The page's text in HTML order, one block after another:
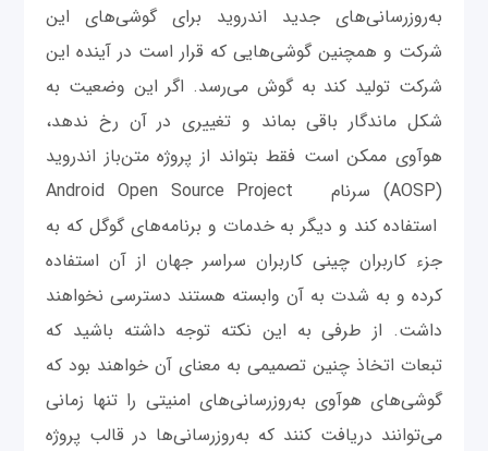
به‌روزرسانی‌های جدید اندروید برای گوشی‌های این
شرکت و همچنین گوشی‌هایی که قرار است در آینده این
شرکت تولید کند به گوش می‌رسد. اگر این وضعیت به
شکل ماندگار باقی بماند و تغییری در آن رخ ندهد،
هوآوی ممکن است فقط بتواند از پروژه متن‌باز اندروید
(AOSP) سرنام Android Open Source Project
استفاده کند و دیگر به خدمات و برنامه‌های گوگل که به
جزء کاربران چینی کاربران سراسر جهان از آن استفاده
کرده و به شدت به آن وابسته هستند دسترسی نخواهند
داشت. از طرفی به این نکته توجه داشته باشید که
تبعات اتخاذ چنین تصمیمی به معنای آن خواهند بود که
گوشی‌های هوآوی به‌روزرسانی‌های امنیتی را تنها زمانی
می‌توانند دریافت کنند که به‌روزرسانی‌ها در قالب پروژه